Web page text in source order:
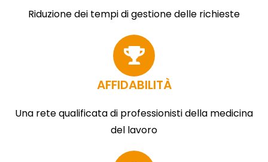
Riduzione dei tempi di gestione delle richieste
AFFIDABILITÀ
Una rete qualificata di professionisti della medicina
del lavoro